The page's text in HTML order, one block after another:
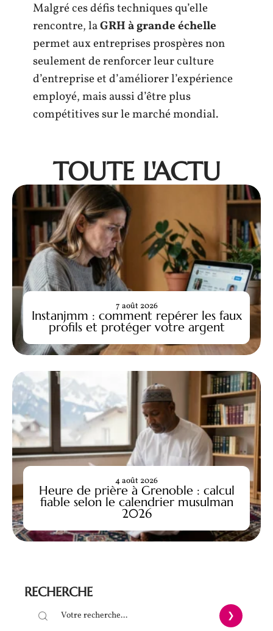
Malgré ces défis techniques qu’elle
rencontre, laGRH à grande échelle
permet aux entreprises prospères non
seulement de renforcer leur culture
d’entreprise et d’améliorer l’expérience
employé, mais aussi d’être plus
compétitives sur le marché mondial.
TOUTE L'ACTU
Instanjmm : comment repérer les faux
profils et protéger votre argent
7 août 2026
Heure de prière à Grenoble : calcul
fiable selon le calendrier musulman
2026
4 août 2026
RECHERCHE